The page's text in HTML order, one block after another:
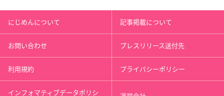
にじめんについて 記事掲載について
お問い合わせ プレスリリース送付先
利用規約 プライバシーポリシー
インフォマティブデータポリシ